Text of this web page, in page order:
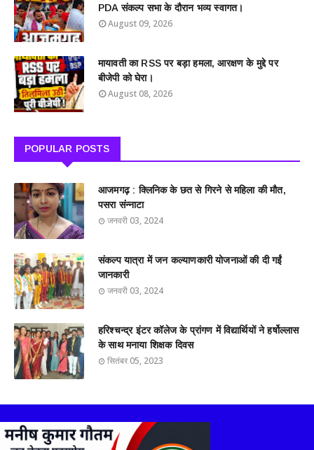
PDA संकल्प सभा के दौरान भव्य स्वागत।
August 09, 2026
मायावती का RSS पर बड़ा हमला, आरक्षण के मुद्दे पर
बीजेपी को घेरा।
August 08, 2026
POPULAR POSTS
आजमगढ़ : क्लिनिक के छत से गिरने से महिला की मौत,
पसरा संन्नाटा
जनवरी 03, 2024
संकल्प यात्रा में जन कल्याणकारी योजनाओं की दी गईं
जानकारी
जनवरी 03, 2024
हरिश्चन्द्र इंटर कॉलेज के प्रांगण में विद्यार्थियों ने हर्षोल्लास
के साथ मनाया शिक्षक दिवस
सितंबर 05, 2023